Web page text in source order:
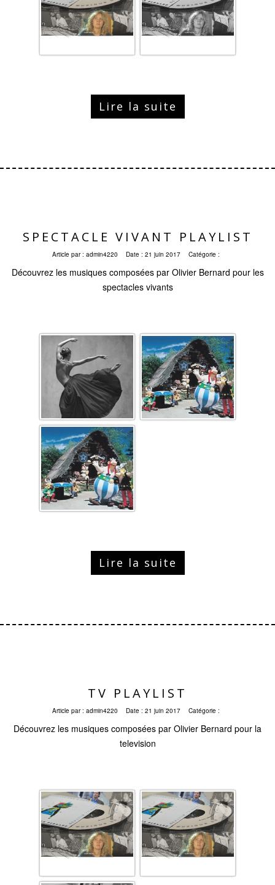
Lire la suite
SPECTACLE VIVANT PLAYLIST
Article par : admin4220 Date : 21 juin 2017 Catégorie :
Découvrez les musiques composées par Olivier Bernard pour les
spectacles vivants
Lire la suite
TV PLAYLIST
Article par : admin4220 Date : 21 juin 2017 Catégorie :
Découvrez les musiques composées par Olivier Bernard pour la
television